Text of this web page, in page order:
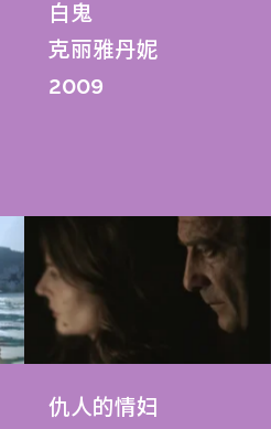
白鬼
克丽雅丹妮
2009
仇人的情妇